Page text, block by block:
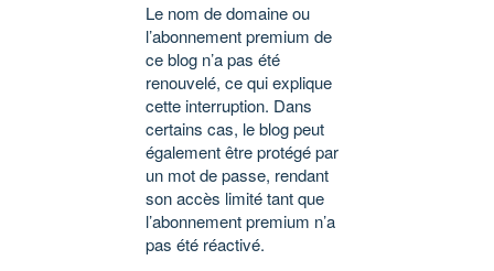
Le nom de domaine ou
l’abonnement premium de
ce blog n’a pas été
renouvelé, ce qui explique
cette interruption. Dans
certains cas, le blog peut
également être protégé par
un mot de passe, rendant
son accès limité tant que
l’abonnement premium n’a
pas été réactivé.